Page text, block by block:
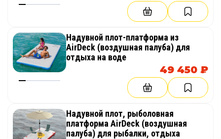
Надувной плот-платформа из
AirDeck (воздушная палуба) для
отдыха на воде
49 450 ₽
Надувной плот, рыболовная
платформа AirDeck (воздушная
палуба) для рыбалки, отдыха